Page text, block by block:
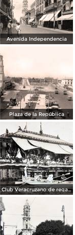
Avenida Independencia
Plaza de la República
Club Veracruzano de regatas.